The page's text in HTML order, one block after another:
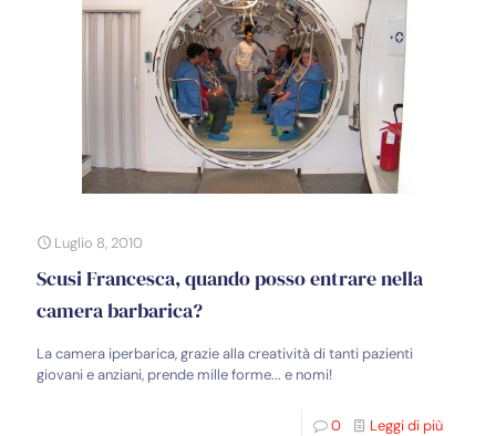
Luglio 8, 2010
Scusi Francesca, quando posso entrare nella
camera barbarica?
La camera iperbarica, grazie alla creatività di tanti pazienti
giovani e anziani, prende mille forme... e nomi!
0 Leggi di più